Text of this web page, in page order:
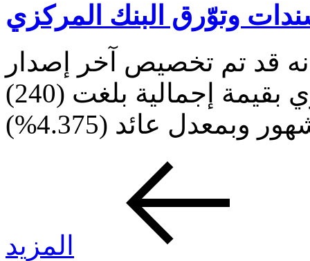
وتوّرق البنك المركزي
قد تم تخصيص آخر إصدار
لسندات وتوّرق البنك المركزي بقيمة إجمالية بلغت (240)
المزيد